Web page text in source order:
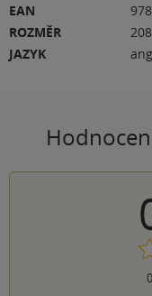
EAN
ROZMĚR
JAZYK
0